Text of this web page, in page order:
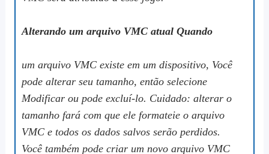
Alterando um arquivo VMC atual Quando
um arquivo VMC existe em um dispositivo, Você
pode alterar seu tamanho, então selecione
Modificarou pode excluí-lo. Cuidado: alterar o
tamanho fará com que ele formateie o arquivo
VMC e todos os dados salvos serão perdidos.
Você também pode criar um novo arquivo VMC